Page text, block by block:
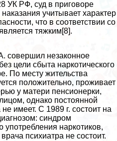
УК РФ, суд в приговоре
учитывает хаpaктер
что в соответствии со
тяжким[8].
совершил незаконное
цели сбыта наркотического
По месту жительства
положительно, проживает
у матери пенсионерки,
однако постоянной
имеет. С 1989 г. состоит на
синдром
употрeбления наркотиков,
психиатра не состоит.